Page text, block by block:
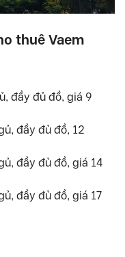
thuê Vaem
đầy đủ đồ, giá 9
đầy đủ đồ, 12
đầy đủ đồ, giá 14
đầy đủ đồ, giá 17